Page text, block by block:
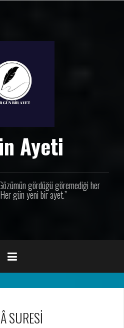
Ayeti
gördüğü göremediği her
gün yeni bir ayet.”
SURESİ